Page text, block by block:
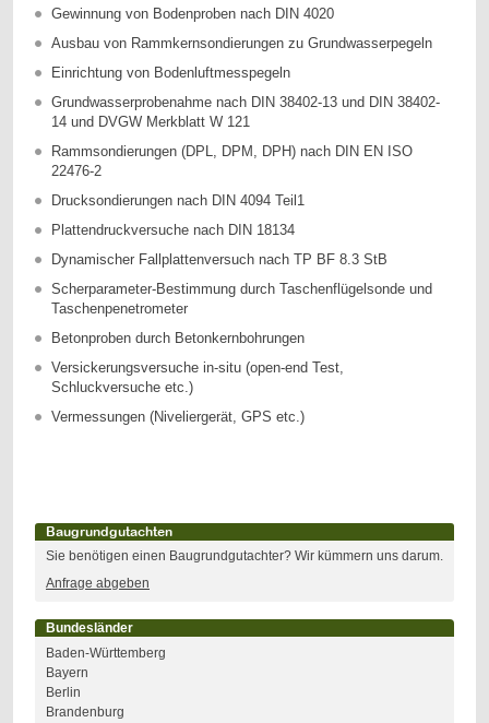
Gewinnung von Bodenproben nach DIN 4020
Ausbau von Rammkernsondierungen zu Grundwasserpegeln
Einrichtung von Bodenluftmesspegeln
Grundwasserprobenahme nach DIN 38402-13 und DIN 38402-
14 und DVGW Merkblatt W 121
Rammsondierungen (DPL, DPM, DPH) nach DIN EN ISO
22476-2
Drucksondierungen nach DIN 4094 Teil1
Plattendruckversuche nach DIN 18134
Dynamischer Fallplattenversuch nach TP BF 8.3 StB
Scherparameter-Bestimmung durch Taschenflügelsonde und
Taschenpenetrometer
Betonproben durch Betonkernbohrungen
Versickerungsversuche in-situ (open-end Test,
Schluckversuche etc.)
Vermessungen (Niveliergerät, GPS etc.)
Baugrundgutachten
Sie benötigen einen Baugrundgutachter? Wir kümmern uns darum.
Anfrage abgeben
Bundesländer
Baden-Württemberg
Bayern
Berlin
Brandenburg